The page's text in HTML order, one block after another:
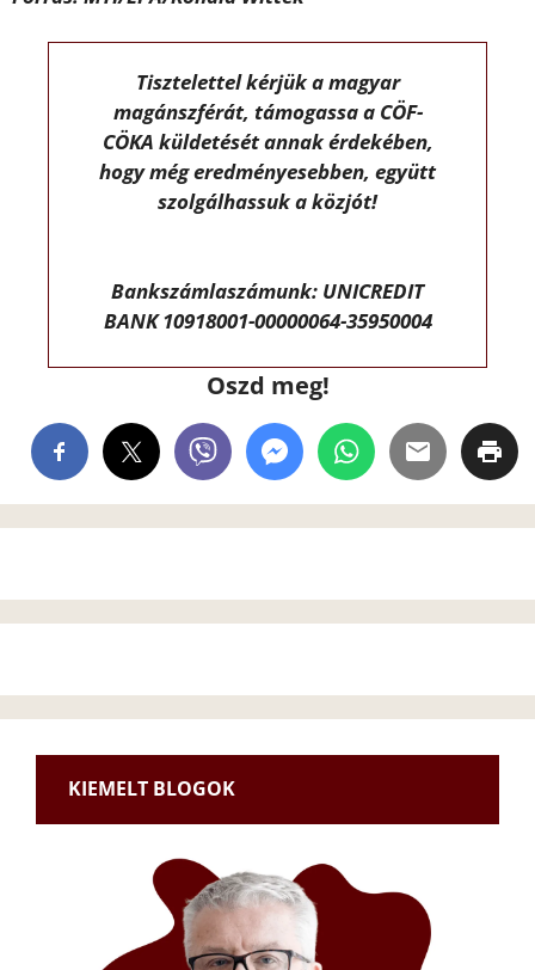
Tisztelettel kérjük a magyar
magánszférát, támogassa a CÖF-
CÖKA küldetését annak érdekében,
hogy még eredményesebben, együtt
szolgálhassuk a közjót!
Bankszámlaszámunk: UNICREDIT
BANK 10918001-00000064-35950004
Oszd meg!
KIEMELT BLOGOK